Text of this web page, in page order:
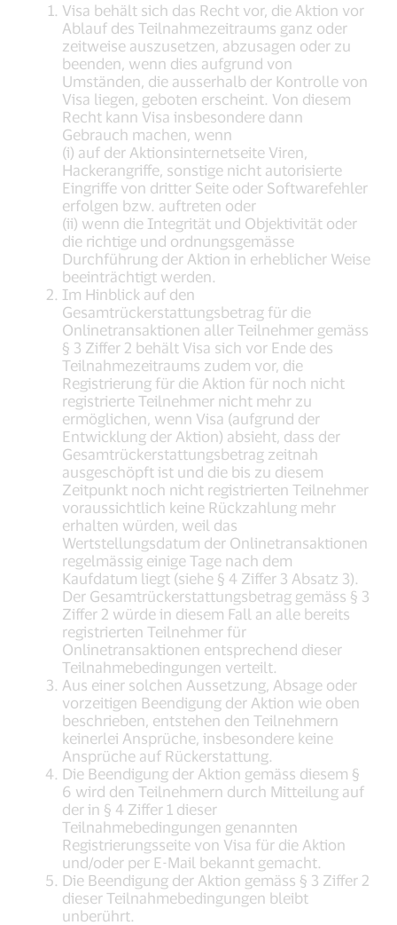
Visa behält sich das Recht vor, die Aktion vor
Ablauf des Teilnahmezeitraums ganz oder
zeitweise auszusetzen, abzusagen oder zu
beenden, wenn dies aufgrund von
Umständen, die ausserhalb der Kontrolle von
Visa liegen, geboten erscheint. Von diesem
Recht kann Visa insbesondere dann
Gebrauch machen, wenn
(i) auf der Aktionsinternetseite Viren,
Hackerangriffe, sonstige nicht autorisierte
Eingriffe von dritter Seite oder Softwarefehler
erfolgen bzw. auftreten oder
(ii) wenn die Integrität und Objektivität oder
die richtige und ordnungsgemässe
Durchführung der Aktion in erheblicher Weise
beeinträchtigt werden.
Im Hinblick auf den
Gesamtrückerstattungsbetrag für die
Onlinetransaktionen aller Teilnehmer gemäss
§ 3 Ziffer 2 behält Visa sich vor Ende des
Teilnahmezeitraums zudem vor, die
Registrierung für die Aktion für noch nicht
registrierte Teilnehmer nicht mehr zu
ermöglichen, wenn Visa (aufgrund der
Entwicklung der Aktion) absieht, dass der
Gesamtrückerstattungsbetrag zeitnah
ausgeschöpft ist und die bis zu diesem
Zeitpunkt noch nicht registrierten Teilnehmer
voraussichtlich keine Rückzahlung mehr
erhalten würden, weil das
Wertstellungsdatum der Onlinetransaktionen
regelmässig einige Tage nach dem
Kaufdatum liegt (siehe § 4 Ziffer 3 Absatz 3).
Der Gesamtrückerstattungsbetrag gemäss § 3
Ziffer 2 würde in diesem Fall an alle bereits
registrierten Teilnehmer für
Onlinetransaktionen entsprechend dieser
Teilnahmebedingungen verteilt.
Aus einer solchen Aussetzung, Absage oder
vorzeitigen Beendigung der Aktion wie oben
beschrieben, entstehen den Teilnehmern
keinerlei Ansprüche, insbesondere keine
Ansprüche auf Rückerstattung.
Die Beendigung der Aktion gemäss diesem §
6 wird den Teilnehmern durch Mitteilung auf
der in § 4 Ziffer 1 dieser
Teilnahmebedingungen genannten
Registrierungsseite von Visa für die Aktion
und/oder per E-Mail bekannt gemacht.
Die Beendigung der Aktion gemäss § 3 Ziffer 2
dieser Teilnahmebedingungen bleibt
unberührt.